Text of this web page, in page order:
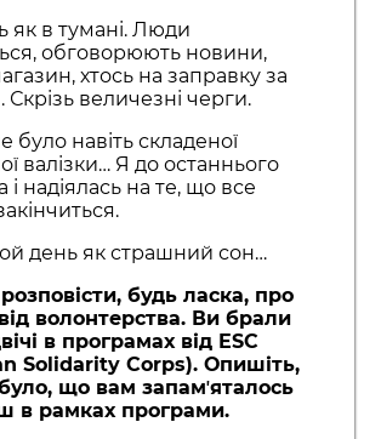
як в тумані. Люди
обговорюють новини,
хтось на заправку за
величезні черги.
було навіть складеної
валізки… Я до останнього
і надіялась на те, що все
день як страшний сон…
будь ласка, про
волонтерства. Ви брали
в програмах від ESC
Solidarity Corps). Опишіть,
що вам запамʼяталось
в рамках програми.